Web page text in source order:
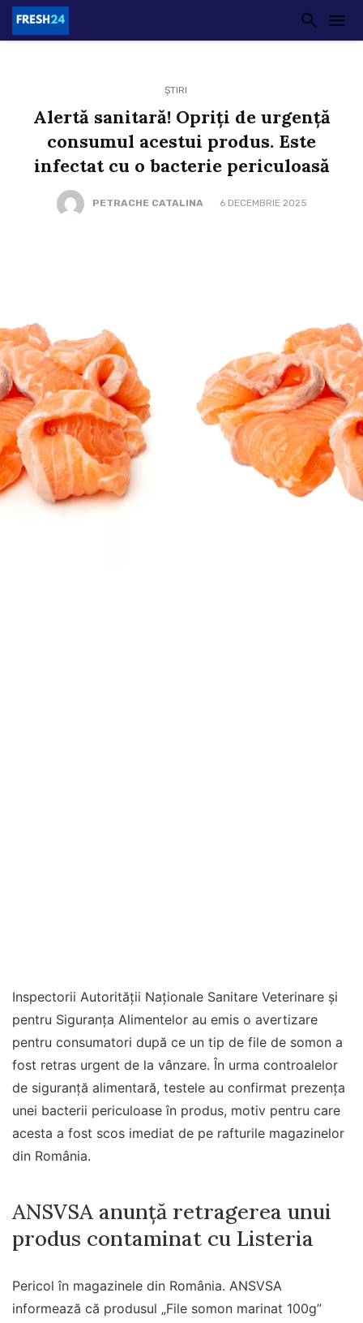
ȘTIRI
Alertă sanitară! Opriți de urgență
consumul acestui produs. Este
infectat cu o bacterie periculoasă
PETRACHE CATALINA 6 DECEMBRIE 2025
Inspectorii Autorității Naționale Sanitare Veterinare și
pentru Siguranța Alimentelor au emis o avertizare
pentru consumatori după ce un tip de file de somon a
fost retras urgent de la vânzare. În urma controalelor
de siguranță alimentară, testele au confirmat prezența
unei bacterii periculoase în produs, motiv pentru care
acesta a fost scos imediat de pe rafturile magazinelor
din România.
ANSVSA anunță retragerea unui
produs contaminat cu Listeria
Pericol în magazinele din România. ANSVSA
informează că produsul „File somon marinat 100g”